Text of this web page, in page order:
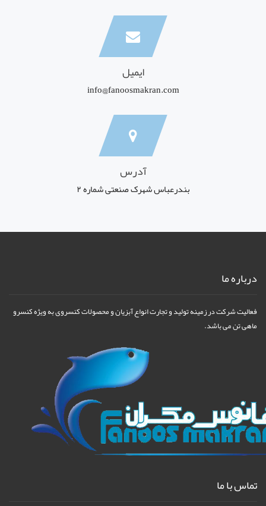
ایمیل
info@fanoosmakran.com
آدرس
بندرعباس شهرک صنعتی شماره ۲
درباره ما
فعالیت شرکت در زمینه تولید و تجارت انواع آبزیان و محصولات کنسروی به ویژه کنسرو
ماهی تن می باشد.
تماس با ما